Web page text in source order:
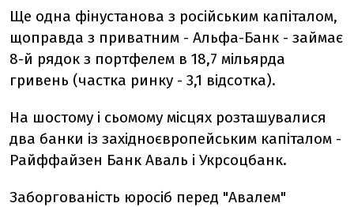
Ще одна фінустанова з російським капіталом,
щоправда з приватним - Альфа-Банк - займає
8-й рядок з портфелем в 18,7 мільярда
гривень (частка ринку - 3,1 відсотка).
На шостому і сьомому місцях розташувалися
два банки із західноєвропейським капіталом -
Райффайзен Банк Аваль і Укрсоцбанк.
Заборгованість юросіб перед "Авалем"